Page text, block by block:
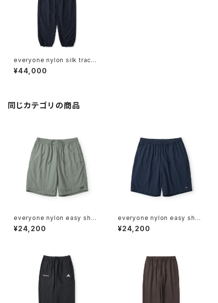
everyone nylon silk track
pants (NAVY)
¥44,000
同じカテゴリの商品
everyone nylon easy short
s (KHAKI)
¥24,200
everyone nylon easy short
s (NAVY)
¥24,200